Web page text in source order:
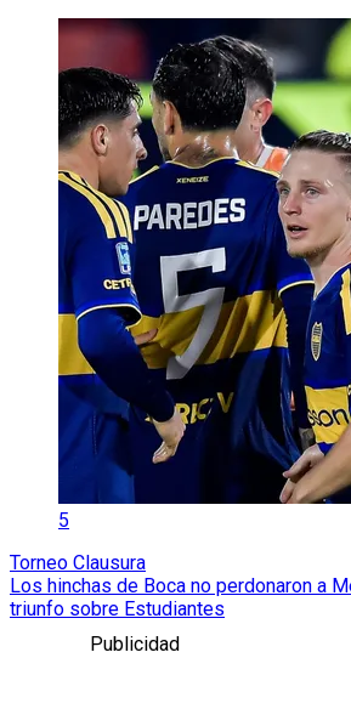
5
Torneo Clausura
Los hinchas de Boca no perdonaron a
triunfo sobre Estudiantes
Publicidad